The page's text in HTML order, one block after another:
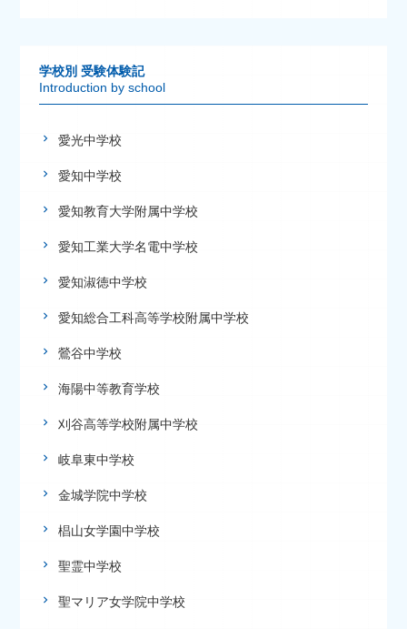
学校別 受験体験記
Introduction by school
愛光中学校
愛知中学校
愛知教育大学附属中学校
愛知工業大学名電中学校
愛知淑徳中学校
愛知総合工科高等学校附属中学校
鶯谷中学校
海陽中等教育学校
刈谷高等学校附属中学校
岐阜東中学校
金城学院中学校
椙山女学園中学校
聖霊中学校
聖マリア女学院中学校